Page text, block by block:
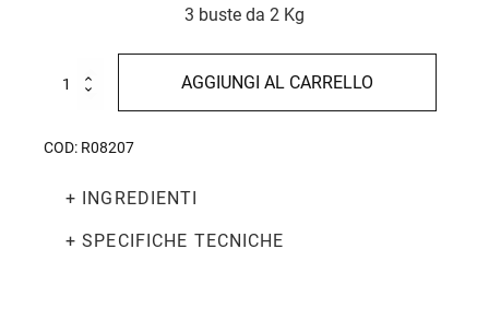
3 buste da 2 Kg
Kg
AGGIUNGI AL CARRELLO
COD: R08207
+ INGREDIENTI
+ SPECIFICHE TECNICHE